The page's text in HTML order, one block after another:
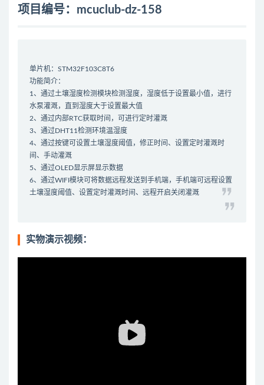
项目编号：mcuclub-dz-158
单片机：STM32F103C8T6
功能简介：
1、通过土壤湿度检测模块检测湿度，湿度低于设置最小值，进行
水泵灌溉，直到湿度大于设置最大值
2、通过内部RTC获取时间，可进行定时灌溉
3、通过DHT11检测环境温湿度
4、通过按键可设置土壤湿度阈值，修正时间、设置定时灌溉时
间、手动灌溉
5、通过OLED显示屏显示数据
6、通过WIFI模块可将数据远程发送到手机端，手机端可远程设置
土壤湿度阈值、设置定时灌溉时间、远程开启关闭灌溉
实物演示视频：